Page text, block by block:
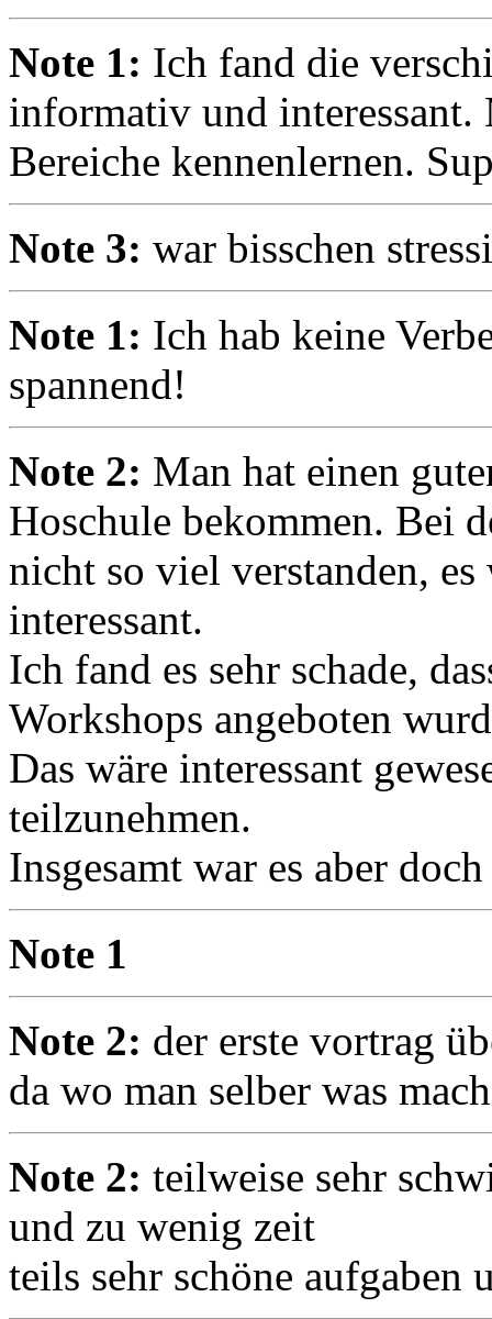
Note 1: Ich fand die
informativ und interessant.
Bereiche kennenlernen.
Note 3: war bisschen
Note 1: Ich hab keine
spannend!
Note 2: Man hat einen
Hoschule bekommen. Bei
nicht so viel verstanden,
interessant.
Ich fand es sehr schade,
Workshops angeboten
Das wäre interessant
teilzunehmen.
Insgesamt war es aber
Note 1
Note 2: der erste vortrag
da wo man selber was
Note 2: teilweise sehr
und zu wenig zeit
teils sehr schöne